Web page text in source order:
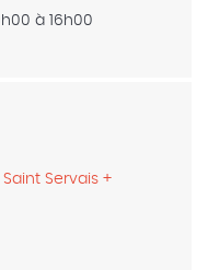
à 16h00
Servais +